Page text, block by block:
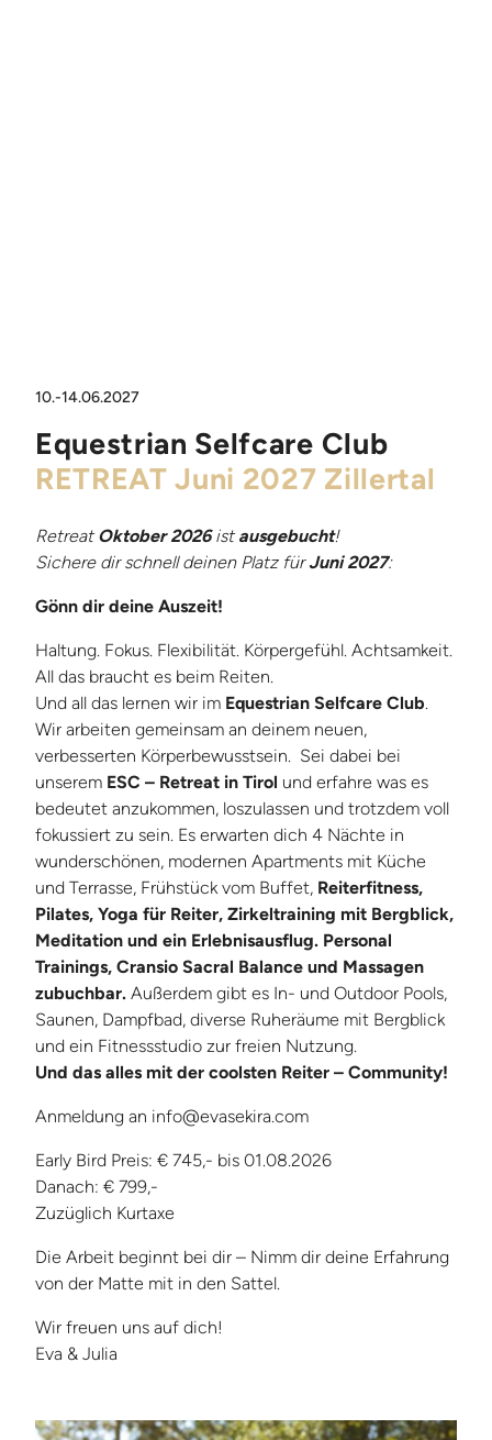
10.-14.06.2027
Equestrian Selfcare Club
RETREAT Juni 2027 Zillertal
RetreatOktober 2026istausgebucht!
Sichere dir schnell deinen Platz fürJuni 2027:
Gönn dir deine Auszeit!
Haltung. Fokus. Flexibilität. Körpergefühl. Achtsamkeit.
All das braucht es beim Reiten.
Und all das lernen wir im Equestrian Selfcare Club.
Wir arbeiten gemeinsam an deinem neuen,
verbesserten Körperbewusstsein. Sei dabei bei
unserem ESC – Retreat in Tirol und erfahre was es
bedeutet anzukommen, loszulassen und trotzdem voll
fokussiert zu sein. Es erwarten dich 4 Nächte in
wunderschönen, modernen Apartments mit Küche
und Terrasse, Frühstück vom Buffet, Reiterfitness,
Pilates, Yoga für Reiter, Zirkeltraining mit Bergblick,
Meditation und ein Erlebnisausflug. Personal
Trainings, Cransio Sacral Balance und Massagen
zubuchbar. Außerdem gibt es In- und Outdoor Pools,
Saunen, Dampfbad, diverse Ruheräume mit Bergblick
und ein Fitnessstudio zur freien Nutzung.
Und das alles mit der coolsten Reiter – Community!
Anmeldung an info@evasekira.com
Early Bird Preis: € 745,- bis 01.08.2026
Danach: € 799,-
Zuzüglich Kurtaxe
Die Arbeit beginnt bei dir – Nimm dir deine Erfahrung
von der Matte mit in den Sattel.
Wir freuen uns auf dich!
Eva & Julia